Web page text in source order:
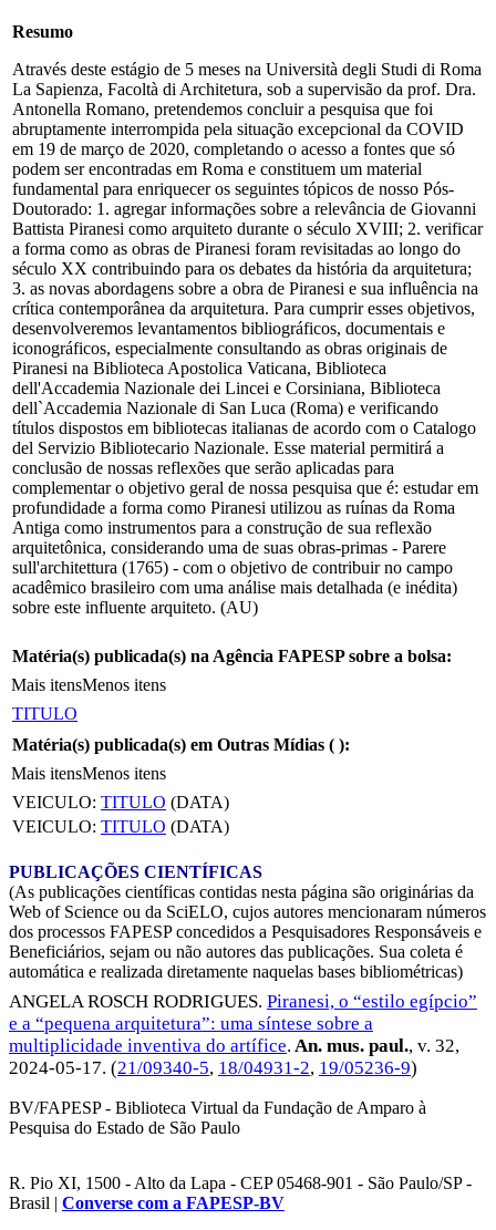
Resumo
Através deste estágio de 5 meses na Università degli Studi di Roma
La Sapienza, Facoltà di Architetura, sob a supervisão da prof. Dra.
Antonella Romano, pretendemos concluir a pesquisa que foi
abruptamente interrompida pela situação excepcional da COVID
em 19 de março de 2020, completando o acesso a fontes que só
podem ser encontradas em Roma e constituem um material
fundamental para enriquecer os seguintes tópicos de nosso Pós-
Doutorado: 1. agregar informações sobre a relevância de Giovanni
Battista Piranesi como arquiteto durante o século XVIII; 2. verificar
a forma como as obras de Piranesi foram revisitadas ao longo do
século XX contribuindo para os debates da história da arquitetura;
3. as novas abordagens sobre a obra de Piranesi e sua influência na
crítica contemporânea da arquitetura. Para cumprir esses objetivos,
desenvolveremos levantamentos bibliográficos, documentais e
iconográficos, especialmente consultando as obras originais de
Piranesi na Biblioteca Apostolica Vaticana, Biblioteca
dell'Accademia Nazionale dei Lincei e Corsiniana, Biblioteca
dell`Accademia Nazionale di San Luca (Roma) e verificando
títulos dispostos em bibliotecas italianas de acordo com o Catalogo
del Servizio Bibliotecario Nazionale. Esse material permitirá a
conclusão de nossas reflexões que serão aplicadas para
complementar o objetivo geral de nossa pesquisa que é: estudar em
profundidade a forma como Piranesi utilizou as ruínas da Roma
Antiga como instrumentos para a construção de sua reflexão
arquitetônica, considerando uma de suas obras-primas - Parere
sull'architettura (1765) - com o objetivo de contribuir no campo
acadêmico brasileiro com uma análise mais detalhada (e inédita)
sobre este influente arquiteto. (AU)
Matéria(s) publicada(s) na Agência FAPESP sobre a bolsa:
Mais itensMenos itens
TITULO
Matéria(s) publicada(s) em Outras Mídias ( ):
Mais itensMenos itens
VEICULO: TITULO (DATA)
VEICULO: TITULO (DATA)
PUBLICAÇÕES CIENTÍFICAS
(As publicações científicas contidas nesta página são originárias da
Web of Science ou da SciELO, cujos autores mencionaram números
dos processos FAPESP concedidos a Pesquisadores Responsáveis e
Beneficiários, sejam ou não autores das publicações. Sua coleta é
automática e realizada diretamente naquelas bases bibliométricas)
ANGELA ROSCH RODRIGUES. Piranesi, o “estilo egípcio”
e a “pequena arquitetura”: uma síntese sobre a
multiplicidade inventiva do artífice. An. mus. paul., v. 32,
2024-05-17. (21/09340-5, 18/04931-2, 19/05236-9)
BV/FAPESP - Biblioteca Virtual da Fundação de Amparo à
Pesquisa do Estado de São Paulo
R. Pio XI, 1500 - Alto da Lapa - CEP 05468-901 - São Paulo/SP -
Brasil | Converse com a FAPESP-BV